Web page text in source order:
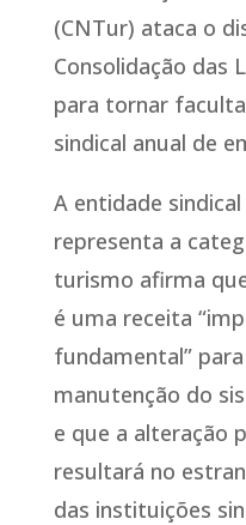
(CNTur) ataca o
Consolidação das
para tornar
sindical anual de
A entidade
representa a
turismo afirma
é uma receita
fundamental”
manutenção do
e que a alteração
resultará no
das instituições